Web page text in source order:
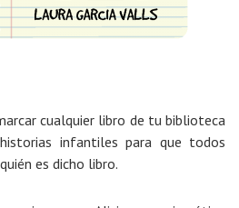
cualquier libro de tu biblioteca
infantiles para que todos
es dicho libro.